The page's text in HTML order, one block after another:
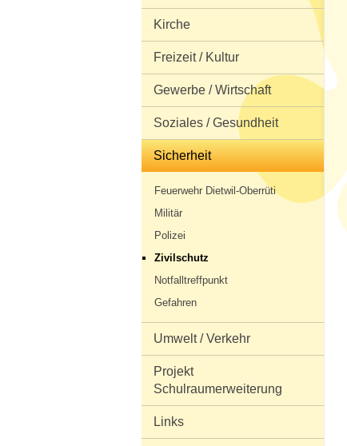
Kirche
Freizeit / Kultur
Gewerbe / Wirtschaft
Soziales / Gesundheit
Sicherheit
Feuerwehr Dietwil-Oberrüti
Militär
Polizei
Zivilschutz
Notfalltreffpunkt
Gefahren
Umwelt / Verkehr
Projekt
Schulraumerweiterung
Links